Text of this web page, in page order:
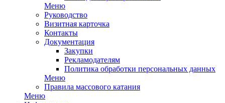
Меню
Руководство
Визитная карточка
Контакты
Документация
Закупки
Рекламодателям
Политика обработки персональных данных
Меню
Правила массового катания
Меню